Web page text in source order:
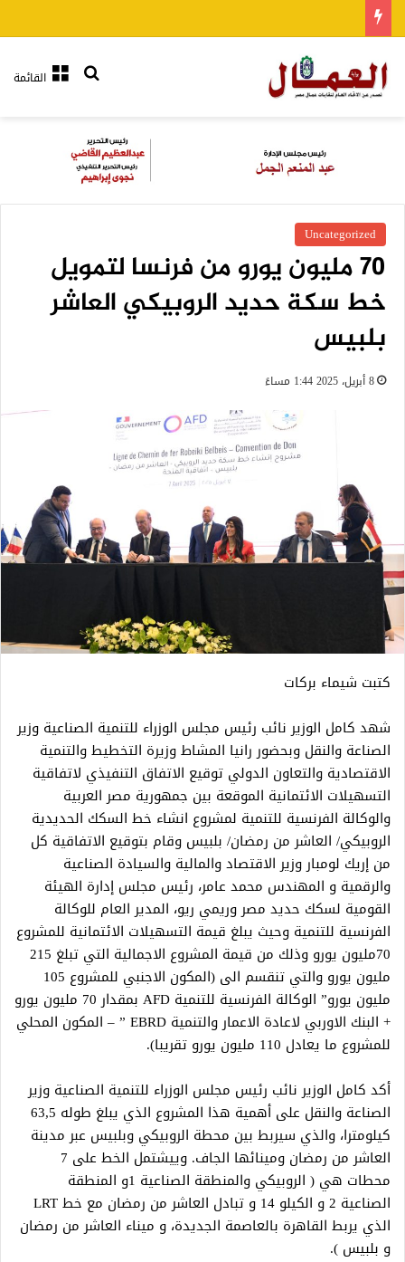
القائمةبحث عن
Uncategorized
70 مليون يورو من فرنسا لتمويل
خط سكة حديد الروبيكي العاشر
بلبيس
8 أبريل، 2025 1:44 مساءً
كتبت شيماء بركات
شهد كامل الوزير نائب رئيس مجلس الوزراء للتنمية الصناعية وزير
الصناعة والنقل وبحضور رانيا المشاط وزيرة التخطيط والتنمية
الاقتصادية والتعاون الدولي توقيع الاتفاق التنفيذي لاتفاقية
التسهيلات الائتمانية الموقعة بين جمهورية مصر العربية
والوكالة الفرنسية للتنمية لمشروع انشاء خط السكك الحديدية
الروبيكي/ العاشر من رمضان/ بلبيس وقام بتوقيع الاتفاقية كل
من إريك لومبار وزير الاقتصاد والمالية والسيادة الصناعية
والرقمية و المهندس محمد عامر، رئيس مجلس إدارة الهيئة
القومية لسكك حديد مصر وريمي ريو، المدير العام للوكالة
الفرنسية للتنمية وحيث يبلغ قيمة التسهيلات الائتمانية للمشروع
70مليون يورو وذلك من قيمة المشروع الاجمالية التي تبلغ 215
مليون يورو والتي تنقسم الى (المكون الاجنبي للمشروع 105
مليون يورو” الوكالة الفرنسية للتنمية AFD بمقدار 70 مليون يورو
+ البنك الاوربي لاعادة الاعمار والتنمية EBRD ” – المكون المحلي
للمشروع ما يعادل 110 مليون يورو تقريبا).
أكد كامل الوزير نائب رئيس مجلس الوزراء للتنمية الصناعية وزير
الصناعة والنقل على أهمية هذا المشروع الذي يبلغ طوله 63,5
كيلومترا، والذي سيربط بين محطة الروبيكي وبلبيس عبر مدينة
العاشر من رمضان ومينائها الجاف. وييشتمل الخط على 7
محطات هي ( الروبيكي والمنطقة الصناعية 1و المنطقة
الصناعية 2 و الكيلو 14 و تبادل العاشر من رمضان مع خط LRT
الذي يربط القاهرة بالعاصمة الجديدة، و ميناء العاشر من رمضان
و بلبيس ).